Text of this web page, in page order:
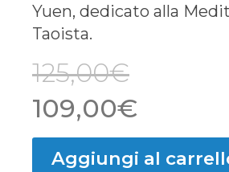
Yuen, dedicato alla
Taoista.
125,00€
Il
prezzo
109,00€Il
prezzo
Aggiungi al